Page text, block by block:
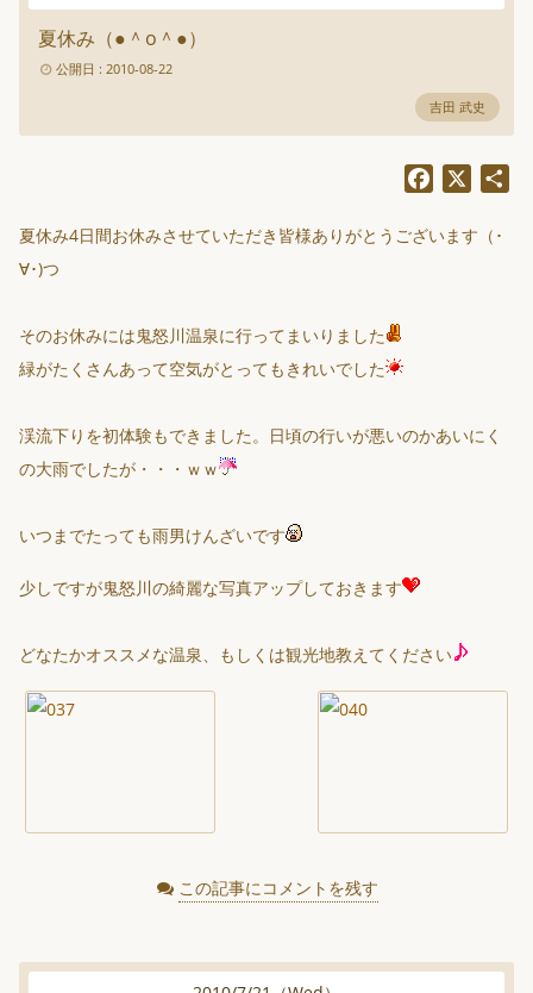
夏休み（●＾o＾●）
公開日 : 2010-08-22
吉田 武史
Facebook
夏休み4日間お休みさせていただき皆様ありがとうございます（･
∀･)つ
そのお休みには鬼怒川温泉に行ってまいりました
緑がたくさんあって空気がとってもきれいでした
渓流下りを初体験もできました。日頃の行いが悪いのかあいにく
の大雨でしたが・・・ｗｗ
いつまでたっても雨男けんざいです
少しですが鬼怒川の綺麗な写真アップしておきます
どなたかオススメな温泉、もしくは観光地教えてください
この記事にコメントを残す